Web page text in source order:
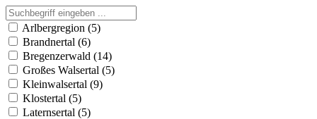
Arlbergregion (5)
Brandnertal (6)
Bregenzerwald (14)
Großes Walsertal (5)
Kleinwalsertal (9)
Klostertal (5)
Laternsertal (5)